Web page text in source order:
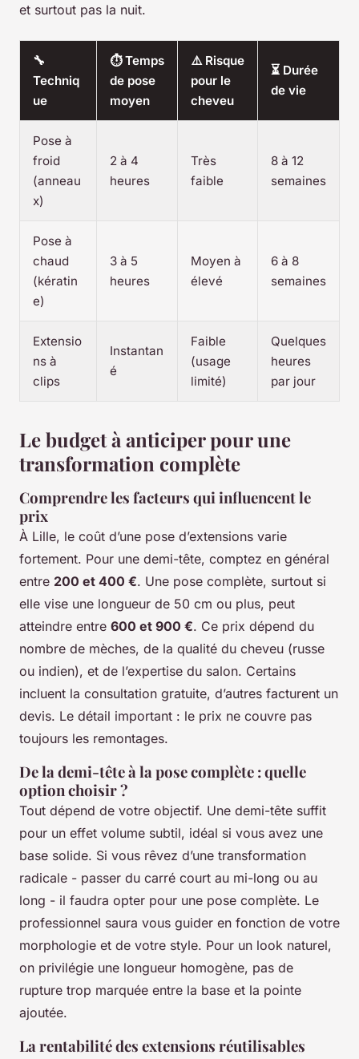
et surtout pas la nuit.
🔧
Techniq
ue
⏱️ Temps
de pose
moyen
⚠️ Risque
pour le
cheveu
⏳ Durée
de vie
Pose à
froid
(anneau
x)
2 à 4
heures
Très
faible
8 à 12
semaines
Pose à
chaud
(kératin
e)
3 à 5
heures
Moyen à
élevé
6 à 8
semaines
Extensio
ns à
clips
Instantan
é
Faible
(usage
limité)
Quelques
heures
par jour
Le budget à anticiper pour une
transformation complète
Comprendre les facteurs qui influencent le
prix
À Lille, le coût d’une pose d’extensions varie
fortement. Pour une demi-tête, comptez en général
entre 200 et 400 €. Une pose complète, surtout si
elle vise une longueur de 50 cm ou plus, peut
atteindre entre 600 et 900 €. Ce prix dépend du
nombre de mèches, de la qualité du cheveu (russe
ou indien), et de l’expertise du salon. Certains
incluent la consultation gratuite, d’autres facturent un
devis. Le détail important : le prix ne couvre pas
toujours les remontages.
De la demi-tête à la pose complète : quelle
option choisir ?
Tout dépend de votre objectif. Une demi-tête suffit
pour un effet volume subtil, idéal si vous avez une
base solide. Si vous rêvez d’une transformation
radicale - passer du carré court au mi-long ou au
long - il faudra opter pour une pose complète. Le
professionnel saura vous guider en fonction de votre
morphologie et de votre style. Pour un look naturel,
on privilégie une longueur homogène, pas de
rupture trop marquée entre la base et la pointe
ajoutée.
La rentabilité des extensions réutilisables